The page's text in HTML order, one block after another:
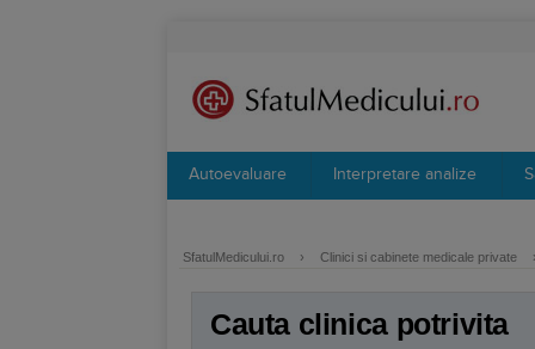
Autoevaluare Interpretare analize
SfatulMedicului.ro › Clinici si cabinete medicale private
Cauta clinica potrivita